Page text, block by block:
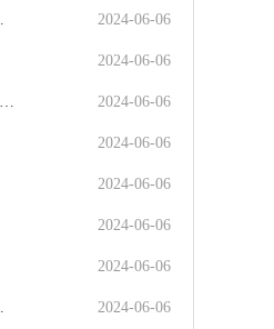
2024-06-06
2024-06-06
2024-06-06
2024-06-06
2024-06-06
2024-06-06
2024-06-06
2024-06-06